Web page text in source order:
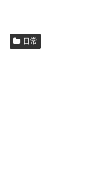
日常